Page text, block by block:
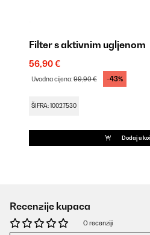
Filter s aktivnim ugljenom
56,90 €
Uvodna cijena:99,90 € -43%
ŠIFRA: 10027530
Dodaj u
Recenzije kupaca
O recenziji